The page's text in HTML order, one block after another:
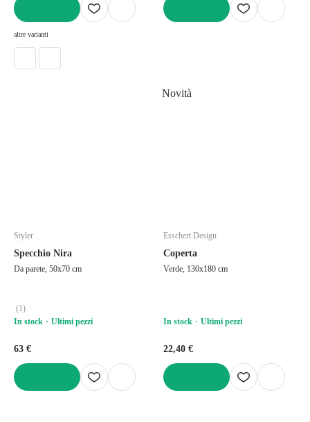
altre varianti
Styler
Specchio Nira
Da parete, 50x70 cm
(1)
In stock
Ultimi pezzi
63 €
Novità
Esschert Design
Coperta
Verde, 130x180 cm
In stock Ultimi pezzi
22,40 €